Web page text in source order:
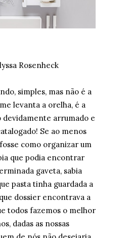
Rosenheck
simples, mas não é a
levanta a orelha, é a
devidamente arrumado e
Se ao menos
como organizar um
que podia encontrar
gaveta, sabia
pasta tinha guardada a
dossier encontrava a
todos fazemos o melhor
dadas as nossas